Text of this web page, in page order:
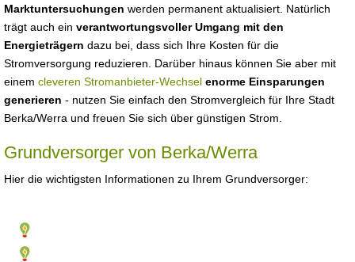
Marktuntersuchungen werden permanent aktualisiert. Natürlich
trägt auch ein verantwortungsvoller Umgang mit den
Energieträgern dazu bei, dass sich Ihre Kosten für die
Stromversorgung reduzieren. Darüber hinaus können Sie aber mit
einem cleveren Stromanbieter-Wechsel enorme Einsparungen
generieren - nutzen Sie einfach den Stromvergleich für Ihre Stadt
Berka/Werra und freuen Sie sich über günstigen Strom.
Grundversorger von Berka/Werra
Hier die wichtigsten Informationen zu Ihrem Grundversorger: